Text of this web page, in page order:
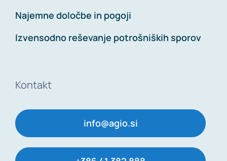
Najemne določbe in pogoji
Izvensodno reševanje potrošniških sporov
Kontakt
info@agio.si